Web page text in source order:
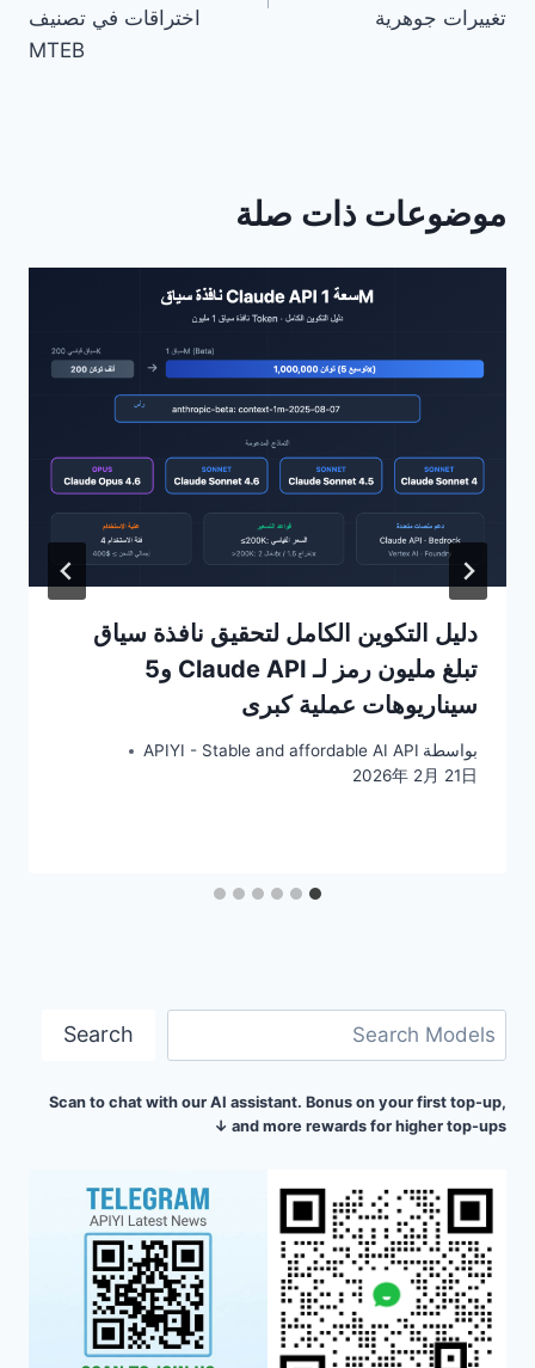
تغييرات جوهرية
اختراقات في تصنيف
MTEB
موضوعات ذات صلة
دليل التكوين الكامل لتحقيق نافذة سياق
تبلغ مليون رمز لـ Claude API و5
سيناريوهات عملية كبرى
بواسطة APIYI - Stable and affordable AI API
2026年 2月 21日
البحث Search
Scan to chat with our AI assistant. Bonus on your first top-up,
and more rewards for higher top-ups ↓